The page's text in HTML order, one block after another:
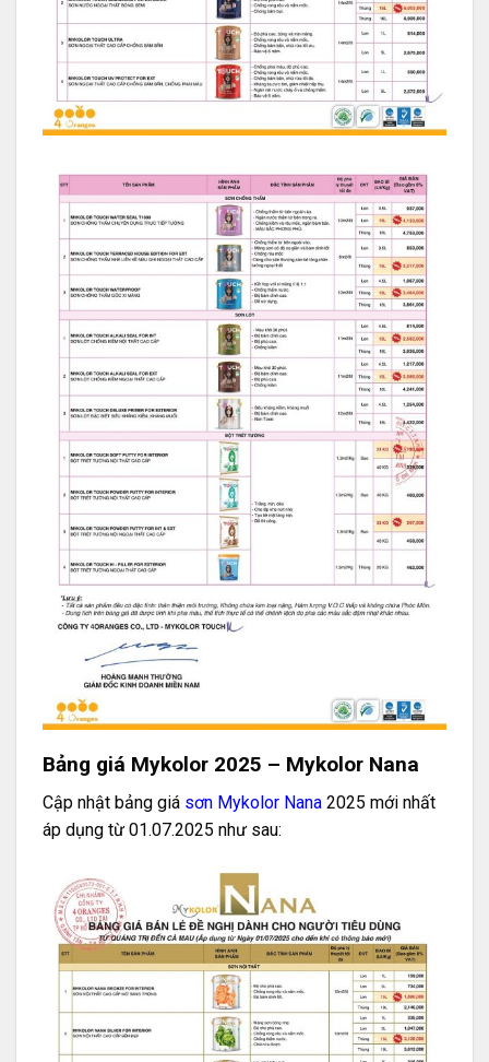
Bảng giá Mykolor 2025 – Mykolor Nana
Cập nhật bảng giá sơn Mykolor Nana 2025 mới nhất
áp dụng từ 01.07.2025 như sau: